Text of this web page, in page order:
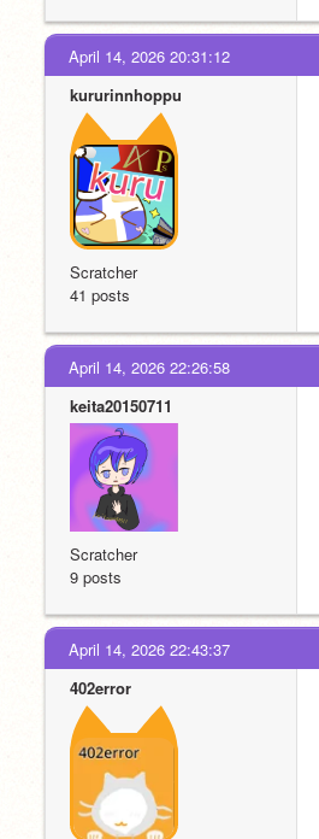
April 14, 2026 20:31:12
kururinnhoppu
Scratcher
41 posts
April 14, 2026 22:26:58
keita20150711
Scratcher
9 posts
April 14, 2026 22:43:37
402error